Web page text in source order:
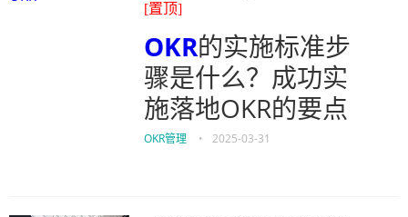
[置顶]
OKR的实施标准步
骤是什么？成功实
施落地OKR的要点
OKR管理 • 2025-03-31